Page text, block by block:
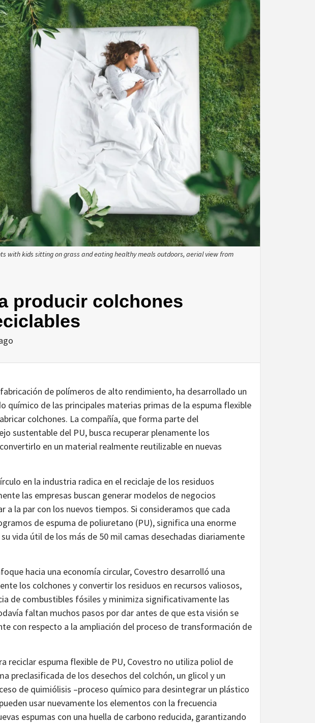
with kids sitting on grass and eating healthy meals outdoors, aerial view from
producir colchones
de polímeros de alto rendimiento, ha desarrollado un
químico de las principales materias primas de la espuma flexible
colchones. La compañía, que forma parte del
sustentable del PU, busca recuperar plenamente los
en un material realmente reutilizable en nuevas
en la industria radica en el reciclaje de los residuos
las empresas buscan generar modelos de negocios
a la par con los nuevos tiempos. Si consideramos que cada
de espuma de poliuretano (PU), significa una enorme
vida útil de los más de 50 mil camas desechadas diariamente
hacia una economía circular, Covestro desarrolló una
los colchones y convertir los residuos en recursos valiosos,
de combustibles fósiles y minimiza significativamente las
faltan muchos pasos por dar antes de que esta visión se
con respecto a la ampliación del proceso de transformación de
reciclar espuma flexible de PU, Covestro no utiliza poliol de
preclasificada de los desechos del colchón, un glicol y un
de quimiólisis –proceso químico para desintegrar un plástico
usar nuevamente los elementos con la frecuencia
espumas con una huella de carbono reducida, garantizando